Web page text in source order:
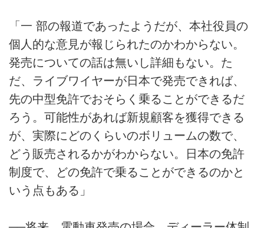
「一 部の報道であったようだが、本社役員の
個人的な意見が報じられたのかわからない。
発売についての話は無いし詳細もない。た
だ、ライブワイヤーが日本で発売できれば、
先の中型免許でおそらく乗ることができるだ
ろう。可能性があれば新規顧客を獲得できる
が、実際にどのくらいのボリュームの数で、
どう販売されるかがわからない。日本の免許
制度で、どの免許で乗ることができるのかと
いう点もある」